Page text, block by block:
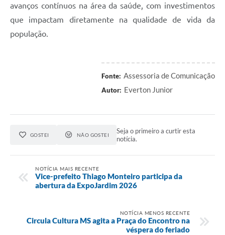
avanços contínuos na área da saúde, com investimentos
que impactam diretamente na qualidade de vida da
população.
Fonte: Assessoria de Comunicação
Autor: Everton Junior
GOSTEI NÃO GOSTEI
Seja o primeiro a curtir esta
notícia.
NOTÍCIA MAIS RECENTE
Vice-prefeito Thiago Monteiro participa da
abertura da ExpoJardim 2026
NOTÍCIA MENOS RECENTE
Circula Cultura MS agita a Praça do Encontro na
véspera do feriado